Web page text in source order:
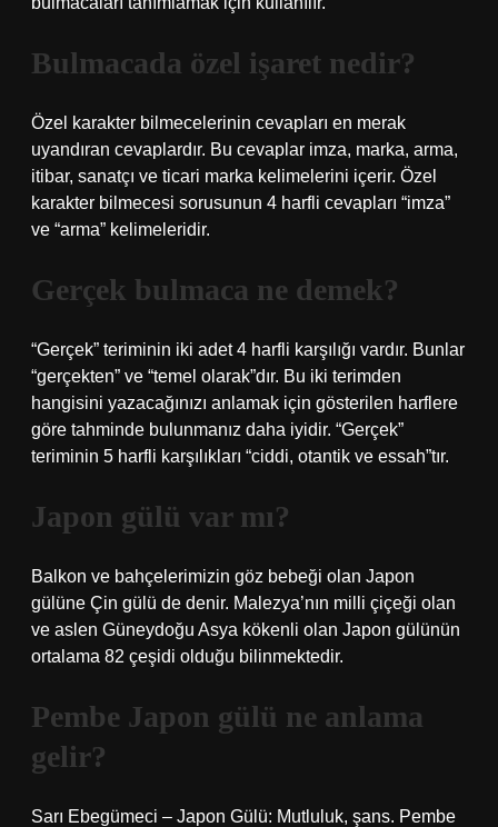
Bulmacada özel işaret nedir?
Özel karakter bilmecelerinin cevapları en merak
uyandıran cevaplardır. Bu cevaplar imza, marka, arma,
itibar, sanatçı ve ticari marka kelimelerini içerir. Özel
karakter bilmecesi sorusunun 4 harfli cevapları “imza”
ve “arma” kelimeleridir.
Gerçek bulmaca ne demek?
“Gerçek” teriminin iki adet 4 harfli karşılığı vardır. Bunlar
“gerçekten” ve “temel olarak”dır. Bu iki terimden
hangisini yazacağınızı anlamak için gösterilen harflere
göre tahminde bulunmanız daha iyidir. “Gerçek”
teriminin 5 harfli karşılıkları “ciddi, otantik ve essah”tır.
Japon gülü var mı?
Balkon ve bahçelerimizin göz bebeği olan Japon
gülüne Çin gülü de denir. Malezya’nın milli çiçeği olan
ve aslen Güneydoğu Asya kökenli olan Japon gülünün
ortalama 82 çeşidi olduğu bilinmektedir.
Pembe Japon gülü ne anlama
gelir?
Sarı Ebegümeci – Japon Gülü: Mutluluk, şans. Pembe